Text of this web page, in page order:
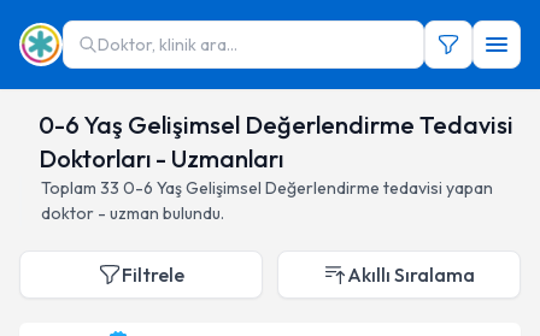
Doktor, klinik ara...
0-6 Yaş Gelişimsel Değerlendirme Tedavisi
Doktorları - Uzmanları
Toplam 33 0-6 Yaş Gelişimsel Değerlendirme tedavisi yapan
doktor - uzman bulundu.
Filtrele Akıllı Sıralama